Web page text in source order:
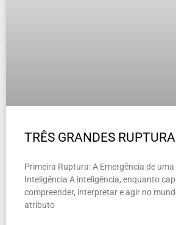
TRÊS GRANDES
Primeira Ruptura: A Emergência de
Inteligência A inteligência, enquanto
compreender, interpretar e agir no
atributo